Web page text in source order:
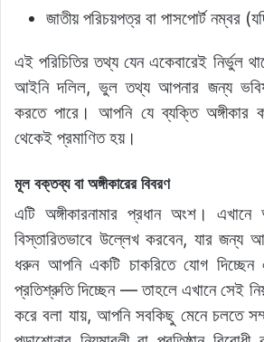
জাতীয় পরিচয়পত্র বা পাসপোর্ট নম্বর
এই পরিচিতির তথ্য যেন একেবারেই নির্ভুল
আইনি দলিল, ভুল তথ্য আপনার জন্য
করতে পারে। আপনি যে ব্যক্তি অঙ্গীকার
থেকেই প্রমাণিত হয়।
মূল বক্তব্য বা অঙ্গীকারের বিবরণ
এটি অঙ্গীকারনামার প্রধান অংশ।
বিস্তারিতভাবে উল্লেখ করবেন, যার জন্য
ধরুন আপনি একটি চাকরিতে যোগ দিচ্ছেন
প্রতিশ্রুতি দিচ্ছেন — তাহলে এখানে সেই
করে বলা যায়, আপনি সবকিছু মেনে চলতে